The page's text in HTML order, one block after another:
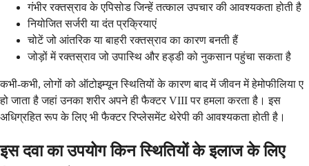
गंभीर रक्तस्राव के एपिसोड जिन्हें तत्काल उपचार की आवश्यकता होती है
नियोजित सर्जरी या दंत प्रक्रियाएं
चोटें जो आंतरिक या बाहरी रक्तस्राव का कारण बनती हैं
जोड़ों में रक्तस्राव जो उपास्थि और हड्डी को नुकसान पहुंचा सकता है
कभी-कभी, लोगों को ऑटोइम्यून स्थितियों के कारण बाद में जीवन में हेमोफीलिया ए
हो जाता है जहां उनका शरीर अपने ही फैक्टर VIII पर हमला करता है। इस
अधिग्रहित रूप के लिए भी फैक्टर रिप्लेसमेंट थेरेपी की आवश्यकता होती है।
इस दवा का उपयोग किन स्थितियों के इलाज के लिए